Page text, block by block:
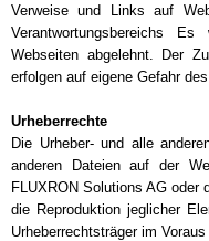
Verweise und Links auf
Verantwortungsbereichs
Webseiten abgelehnt. Der
erfolgen auf eigene Gefahr
Urheberrechte
Die Urheber- und alle
anderen Dateien auf der
FLUXRON Solutions AG oder
die Reproduktion jeglicher
Urheberrechtsträger im Voraus